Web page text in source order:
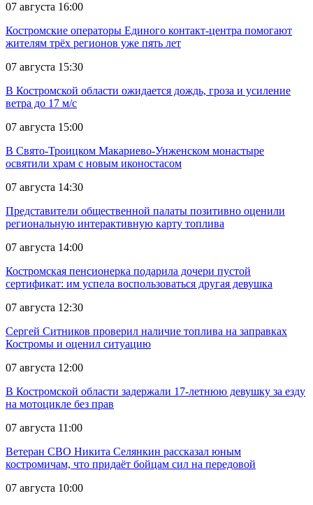
07 августа 16:00
Костромские операторы Единого контакт-центра помогают
жителям трёх регионов уже пять лет
07 августа 15:30
В Костромской области ожидается дождь, гроза и усиление
ветра до 17 м/с
07 августа 15:00
В Свято-Троицком Макариево-Унженском монастыре
освятили храм с новым иконостасом
07 августа 14:30
Представители общественной палаты позитивно оценили
региональную интерактивную карту топлива
07 августа 14:00
Костромская пенсионерка подарила дочери пустой
сертификат: им успела воспользоваться другая девушка
07 августа 12:30
Сергей Ситников проверил наличие топлива на заправках
Костромы и оценил ситуацию
07 августа 12:00
В Костромской области задержали 17-летнюю девушку за езду
на мотоцикле без прав
07 августа 11:00
Ветеран СВО Никита Селянкин рассказал юным
костромичам, что придаёт бойцам сил на передовой
07 августа 10:00